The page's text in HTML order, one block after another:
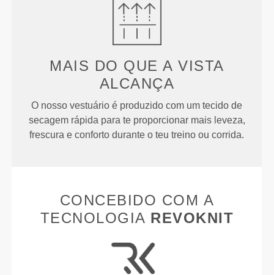
MAIS DO QUE A VISTA
ALCANÇA
O nosso vestuário é produzido com um tecido de
secagem rápida para te proporcionar mais leveza,
frescura e conforto durante o teu treino ou corrida.
CONCEBIDO COM A
TECNOLOGIA REVOKNIT